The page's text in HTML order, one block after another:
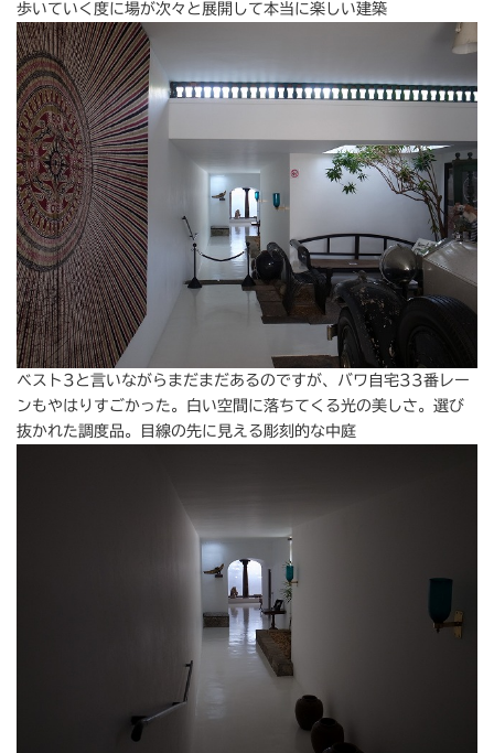
歩いていく度に場が次々と展開して本当に楽しい建築
ベスト3と言いながらまだまだあるのですが、バワ自宅33番レー
ンもやはりすごかった。白い空間に落ちてくる光の美しさ。選び
抜かれた調度品。目線の先に見える彫刻的な中庭